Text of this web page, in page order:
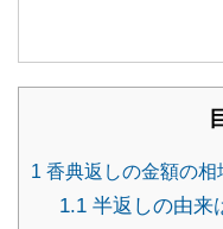
1 香典返しの金額の相
1.1半返しの由来